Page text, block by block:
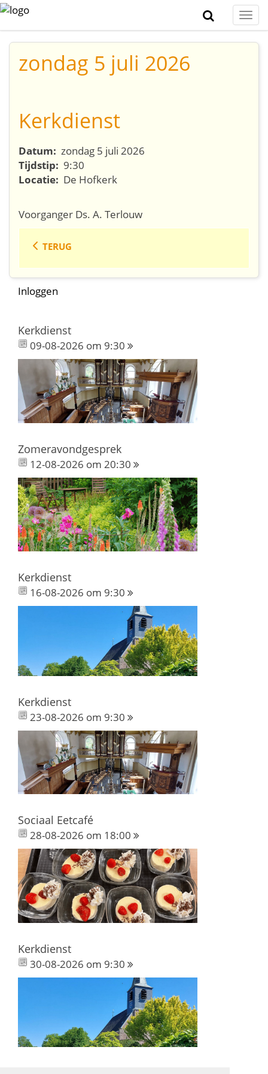
zondag 5 juli 2026
Kerkdienst
Datum: zondag 5 juli 2026
Tijdstip: 9:30
Locatie: De Hofkerk
Voorganger Ds. A. Terlouw
TERUG
Inloggen
Kerkdienst
09-08-2026 om 9:30
Zomeravondgesprek
12-08-2026 om 20:30
Kerkdienst
16-08-2026 om 9:30
Kerkdienst
23-08-2026 om 9:30
Sociaal Eetcafé
28-08-2026 om 18:00
Kerkdienst
30-08-2026 om 9:30